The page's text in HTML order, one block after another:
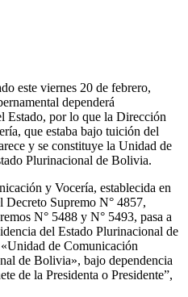
este viernes 20 de febrero,
dependerá
Estado, por lo que la Dirección
que estaba bajo tuición del
y se constituye la Unidad de
Plurinacional de Bolivia.
y Vocería, establecida en
Supremo N° 4857,
N° 5488 y N° 5493, pasa a
del Estado Plurinacional de
de Comunicación
de Bolivia», bajo dependencia
de la Presidenta o Presidente”,